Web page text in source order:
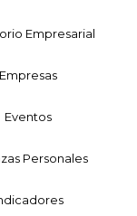
Empresarial
Empresas
Eventos
Personales